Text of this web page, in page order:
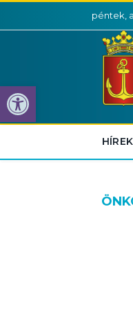
Eszköztár
péntek,
HÍREK